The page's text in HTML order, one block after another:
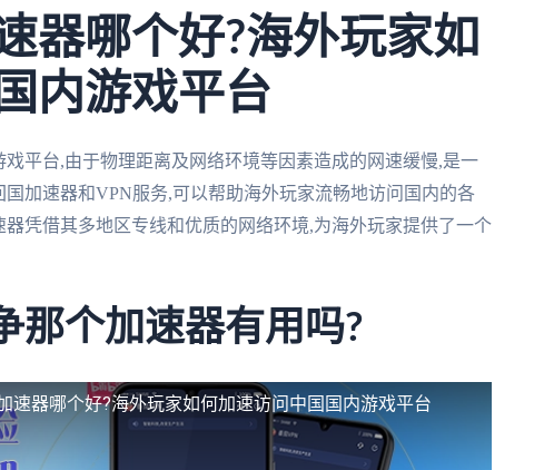
器哪个好?海外玩家如
内游戏平台
平台,由于物理距离及网络环境等因素造成的网速缓慢,是一
加速器和VPN服务,可以帮助海外玩家流畅地访问国内的各
凭借其多地区专线和优质的网络环境,为海外玩家提供了一个
那个加速器有用吗?
速器哪个好?海外玩家如何加速访问中国国内游戏平台